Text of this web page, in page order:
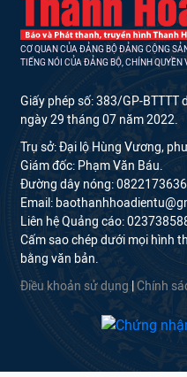
CƠ QUAN CỦA ĐẢNG BỘ ĐẢNG CỘNG
TIẾNG NÓI CỦA ĐẢNG BỘ, CHÍNH
Giấy phép số: 383/GP-BTTTT
ngày 29 tháng 07 năm 2022.
Trụ sở: Đại lộ Hùng Vương,
Giám đốc: Phạm Văn Báu.
Đường dây nóng: 0822173636
Email:
Liên hệ Quảng cáo:
Cấm sao chép dưới mọi hình
bằng văn bản.
Điều khoản sử dụng Chính